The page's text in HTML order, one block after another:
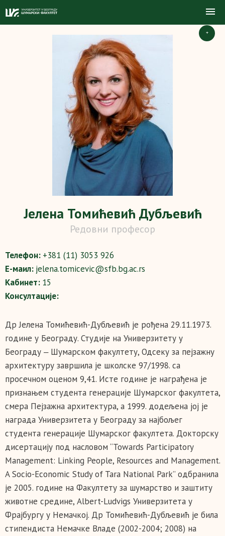
+
Јелена Томићевић Дубљевић
Редовни професор
Телефон: +381 (11) 3053 926
Е-маил: jelena.tomicevic@sfb.bg.ac.rs
Кабинет: 15
Консултације:
Др Јелена Томићевић-Дубљевић је рођена 29.11.1973.
године у Београду. Студије на Универзитету у
Београду ‒ Шумарском факултету, Одсеку за пејзажну
архитектуру завршила је школске 97/1998. са
просечном оценом 9,41. Исте године је награђена је
признањем студента генерације Шумарског факултета,
смера Пејзажна архитектура, а 1999. додељена јој је
награда Универзитета у Београду за најбољег
студента генерације Шумарског факултета. Докторску
дисертацију под насловом “Towards Participatory
Management: Linking People, Resources and Management.
A Socio-Economic Study of Tara National Park” одбранила
је 2005. године на Факултету за шумарство и заштиту
животне средине, Albert-Ludvigs Универзитета у
Фрајбургу у Немачкој. Др Томићевић-Дубљевић је била
стипендиста Немачке Владе (2002-2004; 2008) на